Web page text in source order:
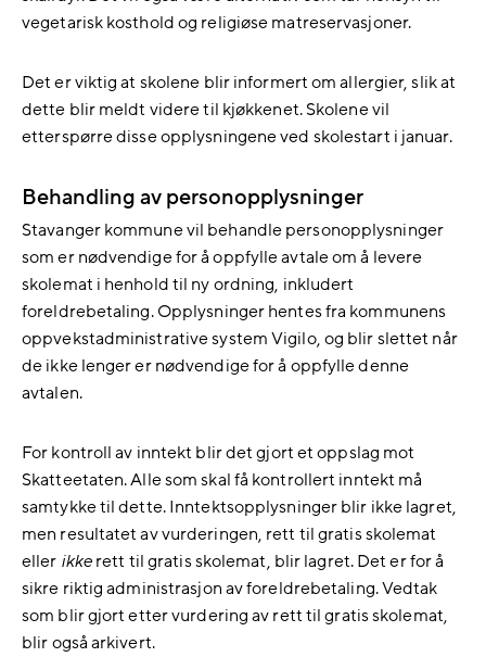
vegetarisk kosthold og religiøse matreservasjoner.
Det er viktig at skolene blir informert om allergier, slik at
dette blir meldt videre til kjøkkenet. Skolene vil
etterspørre disse opplysningene ved skolestart i januar.
Behandling av personopplysninger
Stavanger kommune vil behandle personopplysninger
som er nødvendige for å oppfylle avtale om å levere
skolemat i henhold til ny ordning, inkludert
foreldrebetaling. Opplysninger hentes fra kommunens
oppvekstadministrative system Vigilo, og blir slettet når
de ikke lenger er nødvendige for å oppfylle denne
avtalen.
For kontroll av inntekt blir det gjort et oppslag mot
Skatteetaten. Alle som skal få kontrollert inntekt må
samtykke til dette. Inntektsopplysninger blir ikke lagret,
men resultatet av vurderingen, rett til gratis skolemat
eller ikke rett til gratis skolemat, blir lagret. Det er for å
sikre riktig administrasjon av foreldrebetaling. Vedtak
som blir gjort etter vurdering av rett til gratis skolemat,
blir også arkivert.